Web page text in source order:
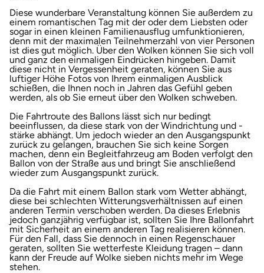
Diese wunderbare Veranstaltung können Sie außerdem zu
einem romantischen Tag mit der oder dem Liebsten oder
sogar in einen kleinen Familienausflug umfunktionieren,
denn mit der maximalen Teilnehmerzahl von vier Personen
ist dies gut möglich. Über den Wolken können Sie sich voll
und ganz den einmaligen Eindrücken hingeben. Damit
diese nicht in Vergessenheit geraten, können Sie aus
luftiger Höhe Fotos von Ihrem einmaligen Ausblick
schießen, die Ihnen noch in Jahren das Gefühl geben
werden, als ob Sie erneut über den Wolken schweben.
Die Fahrtroute des Ballons lässt sich nur bedingt
beeinflussen, da diese stark von der Windrichtung und -
stärke abhängt. Um jedoch wieder an den Ausgangspunkt
zurück zu gelangen, brauchen Sie sich keine Sorgen
machen, denn ein Begleitfahrzeug am Boden verfolgt den
Ballon von der Straße aus und bringt Sie anschließend
wieder zum Ausgangspunkt zurück.
Da die Fahrt mit einem Ballon stark vom Wetter abhängt,
diese bei schlechten Witterungsverhältnissen auf einen
anderen Termin verschoben werden. Da dieses Erlebnis
jedoch ganzjährig verfügbar ist, sollten Sie Ihre Ballonfahrt
mit Sicherheit an einem anderen Tag realisieren können.
Für den Fall, dass Sie dennoch in einen Regenschauer
geraten, sollten Sie wetterfeste Kleidung tragen – dann
kann der Freude auf Wolke sieben nichts mehr im Wege
stehen.